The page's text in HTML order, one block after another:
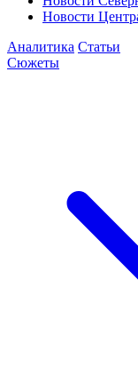
Новости
Аналитика Статьи
Сюжеты